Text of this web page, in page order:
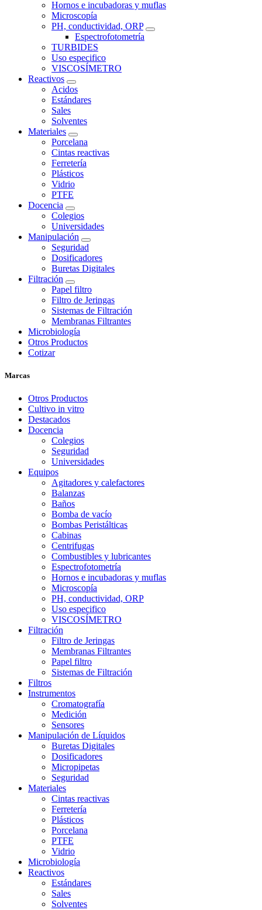
Hornos e incubadoras y muflas
Microscopía
PH, conductividad, ORP
Espectrofotometría
TURBIDES
Uso especifico
VISCOSÍMETRO
Reactivos
Acidos
Estándares
Sales
Solventes
Materiales
Porcelana
Cintas reactivas
Ferretería
Plásticos
Vidrio
PTFE
Docencia
Colegios
Universidades
Manipulación
Seguridad
Dosificadores
Buretas Digitales
Filtración
Papel filtro
Filtro de Jeringas
Sistemas de Filtración
Membranas Filtrantes
Microbiología
Otros Productos
Cotizar
Marcas
Otros Productos
Cultivo in vitro
Destacados
Docencia
Colegios
Seguridad
Universidades
Equipos
Agitadores y calefactores
Balanzas
Baños
Bomba de vacío
Bombas Peristálticas
Cabinas
Centrifugas
Combustibles y lubricantes
Espectrofotometría
Hornos e incubadoras y muflas
Microscopía
PH, conductividad, ORP
Uso especifico
VISCOSÍMETRO
Filtración
Filtro de Jeringas
Membranas Filtrantes
Papel filtro
Sistemas de Filtración
Filtros
Instrumentos
Cromatografía
Medición
Sensores
Manipulación de Líquidos
Buretas Digitales
Dosificadores
Micropipetas
Seguridad
Materiales
Cintas reactivas
Ferretería
Plásticos
Porcelana
PTFE
Vidrio
Microbiología
Reactivos
Estándares
Sales
Solventes